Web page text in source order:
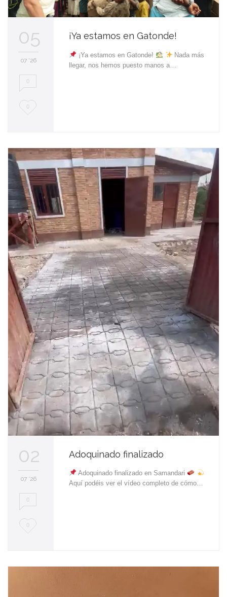
05
07 '26
0
L
e
i
t
0
¡Ya estamos en Gatonde!
¡Ya estamos en Gatonde!
Nada más
llegar, nos hemos puesto manos a…
02
07 '26
0
L
0
Adoquinado finalizado
Adoquinado finalizado en Samandari
Aquí podéis ver el vídeo completo de cómo…